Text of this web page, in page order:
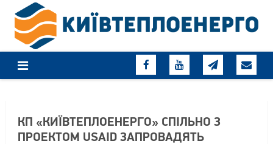
content
КП «КИЇВТЕПЛОЕНЕРГО» СПІЛЬНО З
ПРОЕКТОМ USAID ЗАПРОВАДЯТЬ